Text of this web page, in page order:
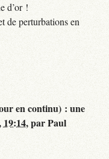
d’or !
de perturbations en
en continu) : une
19:14,parPaul